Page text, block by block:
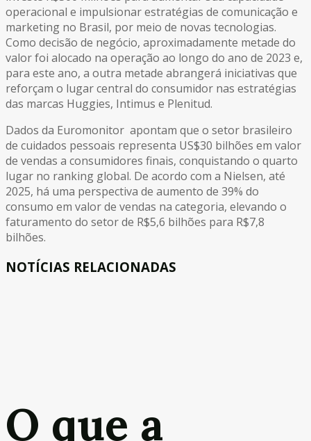
operacional e impulsionar estratégias de comunicação e
marketing no Brasil, por meio de novas tecnologias.
Como decisão de negócio, aproximadamente metade do
valor foi alocado na operação ao longo do ano de 2023 e,
para este ano, a outra metade abrangerá iniciativas que
reforçam o lugar central do consumidor nas estratégias
das marcas Huggies, Intimus e Plenitud.
Dados da Euromonitor apontam que o setor brasileiro
de cuidados pessoais representa US$30 bilhões em valor
de vendas a consumidores finais, conquistando o quarto
lugar no ranking global. De acordo com a Nielsen, até
2025, há uma perspectiva de aumento de 39% do
consumo em valor de vendas na categoria, elevando o
faturamento do setor de R$5,6 bilhões para R$7,8
bilhões.
NOTÍCIAS RELACIONADAS
O que a